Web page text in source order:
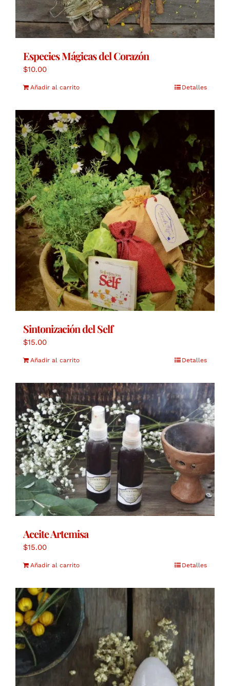
Especies Mágicas del Corazón
$10.00
Añadir al carrito Detalles
Sintonización del Self
$15.00
Añadir al carrito Detalles
Aceite Artemisa
$15.00
Añadir al carrito Detalles